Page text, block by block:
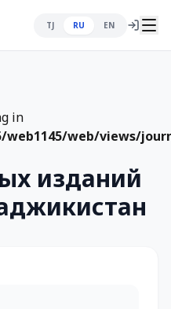
TJ RU EN
in
web/views/
изданий